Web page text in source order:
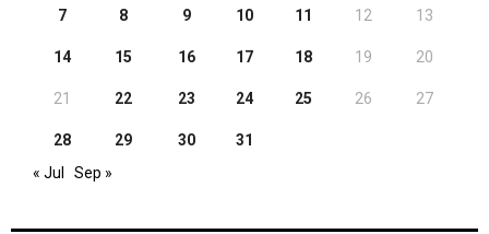
7 8 9 10 11 12 13
14 15 16 17 18 19 20
21 22 23 24 25 26 27
28 29 30
31
« Jul
Sep »